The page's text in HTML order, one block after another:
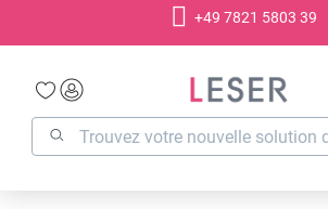
+49 7821 5803 39